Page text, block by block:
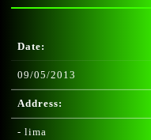
Date:
09/05/2013
Address:
- lima